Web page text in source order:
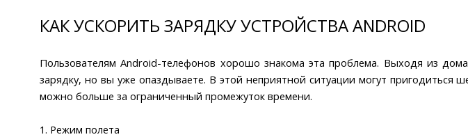
КАК УСКОРИТЬ ЗАРЯДКУ УСТРОЙСТВА ANDROID
Пользователям Android-телефонов хорошо знакома эта проблема. Выходя из
зарядку, но вы уже опаздываете. В этой неприятной ситуации могут пригодиться
можно больше за ограниченный промежуток времени.
1. Режим полета